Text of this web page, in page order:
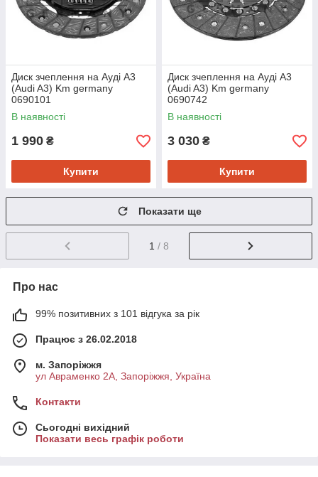
Диск зчеплення на Ауді A3
(Audi A3) Km germany
0690101
В наявності
1 990 ₴
Купити
Диск зчеплення на Ауді A3
(Audi A3) Km germany
0690742
В наявності
3 030 ₴
Купити
Показати ще
1 / 8
Про нас
99% позитивних з 101 відгука за рік
Працює з 26.02.2018
м. Запоріжжя
ул Авраменко 2А, Запоріжжя, Україна
Контакти
Сьогодні вихідний
Показати весь графік роботи